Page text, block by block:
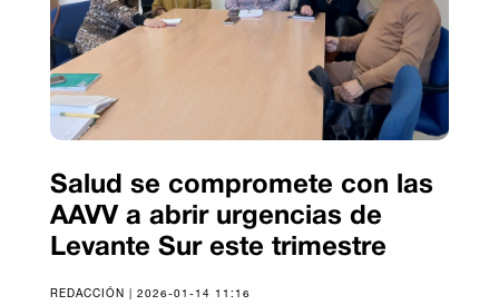
Salud se compromete con las
AAVV a abrir urgencias de
Levante Sur este trimestre
REDACCIÓN | 2026-01-14 11:16